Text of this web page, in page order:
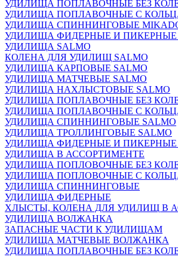
УДИЛИЩА ПОПЛАВОЧНЫЕ БЕЗ
УДИЛИЩА ПОПЛАВОЧНЫЕ С
УДИЛИЩА СПИННИНГОВЫЕ
УДИЛИЩА ФИДЕРНЫЕ И ПИКЕРНЫЕ
УДИЛИЩА SALMO
КОЛЕНА ДЛЯ УДИЛИЩ SALMO
УДИЛИЩА КАРПОВЫЕ SALMO
УДИЛИЩА МАТЧЕВЫЕ SALMO
УДИЛИЩА НАХЛЫСТОВЫЕ SALMO
УДИЛИЩА ПОПЛАВОЧНЫЕ БЕЗ
УДИЛИЩА ПОПЛАВОЧНЫЕ С
УДИЛИЩА СПИННИНГОВЫЕ SALMO
УДИЛИЩА ТРОЛЛИНГОВЫЕ SALMO
УДИЛИЩА ФИДЕРНЫЕ И ПИКЕРНЫЕ
УДИЛИЩА В АССОРТИМЕНТЕ
УДИЛИЩА ПОПЛОВОЧНЫЕ БЕЗ
УДИЛИЩА ПОПЛОВОЧНЫЕ С
УДИЛИЩА СПИННИНГОВЫЕ
УДИЛИЩА ФИДЕРНЫЕ
ХЛЫСТЫ, КОЛЕНА ДЛЯ УДИЛИЩ В
УДИЛИЩА ВОЛЖАНКА
ЗАПАСНЫЕ ЧАСТИ К УДИЛИЩАМ
УДИЛИЩА МАТЧЕВЫЕ ВОЛЖАНКА
УДИЛИЩА ПОПЛАВОЧНЫЕ БЕЗ